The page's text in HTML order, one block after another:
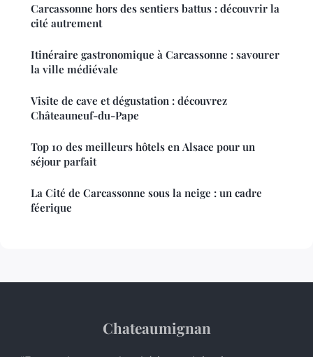
Carcassonne hors des sentiers battus : découvrir la
cité autrement
Itinéraire gastronomique à Carcassonne : savourer
la ville médiévale
Visite de cave et dégustation : découvrez
Châteauneuf-du-Pape
Top 10 des meilleurs hôtels en Alsace pour un
séjour parfait
La Cité de Carcassonne sous la neige : un cadre
féerique
Chateaumignan